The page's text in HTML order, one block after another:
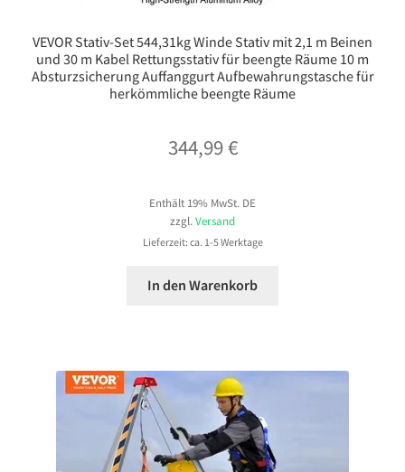
VEVOR Stativ-Set 544,31kg Winde Stativ mit 2,1 m Beinen
und 30 m Kabel Rettungsstativ für beengte Räume 10 m
Absturzsicherung Auffanggurt Aufbewahrungstasche für
herkömmliche beengte Räume
344,99€
Enthält 19% MwSt. DE
zzgl. Versand
Lieferzeit: ca. 1-5 Werktage
In den Warenkorb